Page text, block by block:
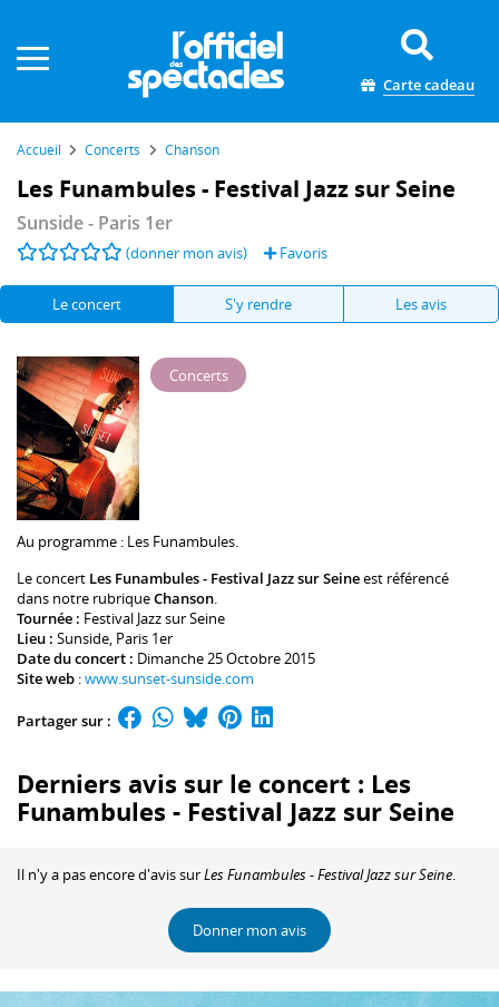
Carte cadeau
Accueil Concerts Chanson
Les Funambules - Festival Jazz sur Seine
Sunside- Paris 1er
(donner mon avis) Favoris
Le concert S'y rendre Les avis
Concerts
Au programme : Les Funambules.
Le concert Les Funambules - Festival Jazz sur Seineest référencé
dans notre rubriqueChanson.
Tournée : Festival Jazz sur Seine
Lieu : Sunside, Paris 1er
Date du concert : Dimanche 25 Octobre 2015
Site web :www.sunset-sunside.com
Partager sur :
Derniers avis sur le concert : Les
Funambules - Festival Jazz sur Seine
Il n'y a pas encore d'avis surLes Funambules - Festival Jazz sur Seine.
Donner mon avis